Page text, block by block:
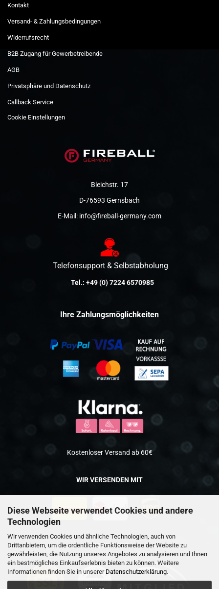
Diese Webseite verwendet Cookies und andere
Technologien
Wir verwenden Cookies und ähnliche Technologien, auch von
Drittanbietern, um die ordentliche Funktionsweise der Website zu
gewährleisten, die Nutzung unseres Angebotes zu analysieren und Ihnen
ein bestmögliches Einkaufserlebnis bieten zu können. Weitere
Informationen finden Sie in unserer Datenschutzerklärung.
Kontakt
Versand- & Zahlungsbedingungen
Widerrufsrecht
B2B Zugang für Gewerbetreibende
AGB
Privatsphäre und Datenschutz
Callback Service
Cookie Einstellungen
Bleichstr. 17
D-76593 Gernsbach
E-Mail: info@fireball-germany.com
Telefonsupport & Selbstabholung
Tel.: +49 (0) 7224 6570985
Ihre Zahlungsmöglichkeiten
Kostenloser Versand ab 60€
WIR VERSENDEN MIT
SICHERHEIT